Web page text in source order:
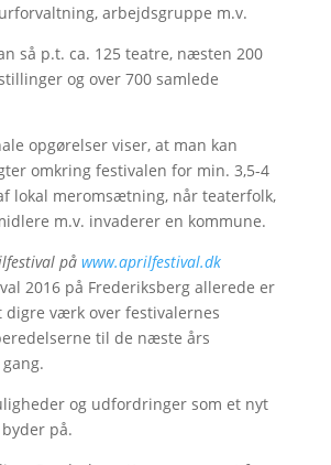
arbejdsgruppe m.v.
så p.t. ca. 125 teatre, næsten 200
og over 700 samlede
opgørelser viser, at man kan
omkring festivalen for min. 3,5-4
lokal meromsætning, når teaterfolk,
m.v. invaderer en kommune.
på www.aprilfestival.dk
2016 på Frederiksberg allerede er
digre værk over festivalernes
til de næste års
og udfordringer som et nyt
på.